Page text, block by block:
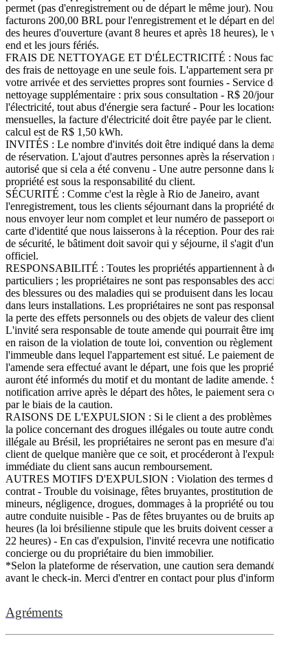
permet (pas d'enregistrement ou de départ le même jour). Nous
facturons 200,00 BRL pour l'enregistrement et le départ en dehors
des heures d'ouverture (avant 8 heures et après 18 heures), le week-
end et les jours fériés.
FRAIS DE NETTOYAGE ET D'ÉLECTRICITÉ : Nous facturons
des frais de nettoyage en une seule fois. L'appartement sera propre à
votre arrivée et des serviettes propres sont fournies - Service de
nettoyage supplémentaire : prix sous consultation - R$ 20/jour pour
l'électricité, tout abus d'énergie sera facturé - Pour les locations
mensuelles, la facture d'électricité doit être payée par le client. Le
calcul est de R$ 1,50 kWh.
INVITÉS : Le nombre d'invités doit être indiqué dans la demande
de réservation. L'ajout d'autres personnes après la réservation ne sera
autorisé que si cela a été convenu - Une autre personne dans la
propriété est sous la responsabilité du client.
SÉCURITÉ : Comme c'est la règle à Rio de Janeiro, avant
l'enregistrement, tous les clients séjournant dans la propriété doivent
nous envoyer leur nom complet et leur numéro de passeport ou de
carte d'identité que nous laisserons à la réception. Pour des raisons
de sécurité, le bâtiment doit savoir qui y séjourne, il s'agit d'un accès
officiel.
RESPONSABILITÉ : Toutes les propriétés appartiennent à des
particuliers ; les propriétaires ne sont pas responsables des accidents,
des blessures ou des maladies qui se produisent dans les locaux ou
dans leurs installations. Les propriétaires ne sont pas responsables de
la perte des effets personnels ou des objets de valeur des clients. -
L'invité sera responsable de toute amende qui pourrait être imposée
en raison de la violation de toute loi, convention ou règlement de
l'immeuble dans lequel l'appartement est situé. Le paiement de
l'amende sera effectué avant le départ, une fois que les propriétaires
auront été informés du motif et du montant de ladite amende. Si la
notification arrive après le départ des hôtes, le paiement sera collecté
par le biais de la caution.
RAISONS DE L'EXPULSION : Si le client a des problèmes avec
la police concernant des drogues illégales ou toute autre conduite
illégale au Brésil, les propriétaires ne seront pas en mesure d'aider le
client de quelque manière que ce soit, et procéderont à l'expulsion
immédiate du client sans aucun remboursement.
AUTRES MOTIFS D'EXPULSION : Violation des termes du
contrat - Trouble du voisinage, fêtes bruyantes, prostitution de
mineurs, négligence, drogues, dommages à la propriété ou toute
autre conduite nuisible - Pas de fêtes bruyantes ou de bruits après 22
heures (la loi brésilienne stipule que les bruits doivent cesser avant
22 heures) - En cas d'expulsion, l'invité recevra une notification du
concierge ou du propriétaire du bien immobilier.
*Selon la plateforme de réservation, une caution sera demandée
avant le check-in. Merci d'entrer en contact pour plus d'information.
Agréments